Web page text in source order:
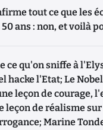
tout ce que les
ans : non, et voilà
ce qu'on sniffe à
hacke l'Etat; Le
leçon de courage,
leçon de réalisme sur
Marine